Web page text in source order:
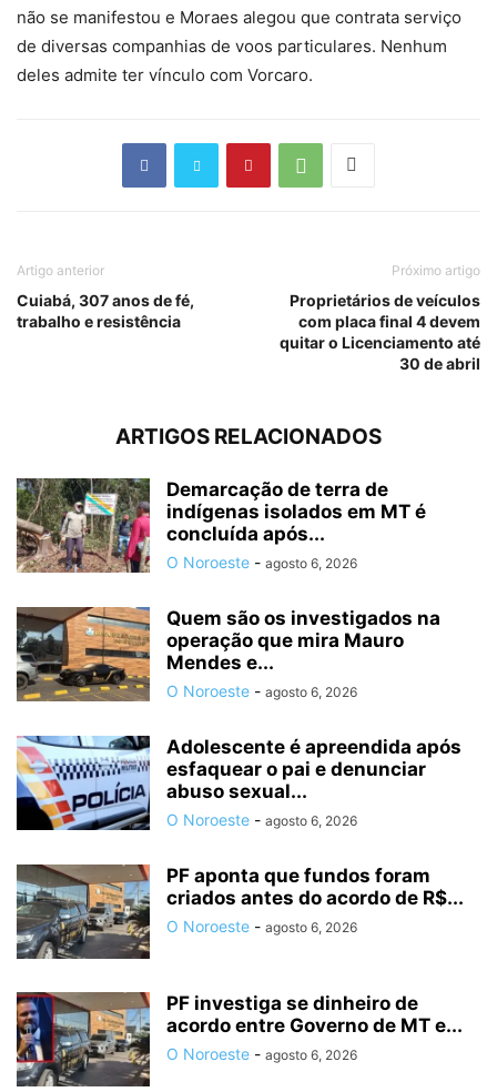
não se manifestou e Moraes alegou que contrata serviço
de diversas companhias de voos particulares. Nenhum
deles admite ter vínculo com Vorcaro.
Artigo anterior
Cuiabá, 307 anos de fé,
trabalho e resistência
Próximo artigo
Proprietários de veículos
com placa final 4 devem
quitar o Licenciamento até
30 de abril
ARTIGOS RELACIONADOS
Demarcação de terra de
indígenas isolados em MT é
concluída após...
O Noroeste - agosto 6, 2026
Quem são os investigados na
operação que mira Mauro
Mendes e...
O Noroeste - agosto 6, 2026
Adolescente é apreendida após
esfaquear o pai e denunciar
abuso sexual...
O Noroeste - agosto 6, 2026
PF aponta que fundos foram
criados antes do acordo de R$...
O Noroeste - agosto 6, 2026
PF investiga se dinheiro de
acordo entre Governo de MT e...
O Noroeste - agosto 6, 2026